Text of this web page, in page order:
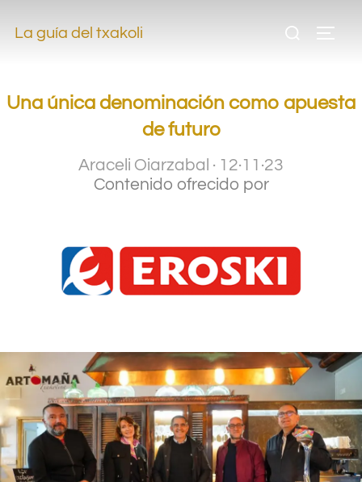
La guía del txakoli
Una única denominación como apuesta
de futuro
Araceli Oiarzabal · 12·11·23
Contenido ofrecido por